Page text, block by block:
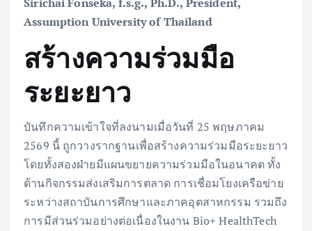
Assumption University of Thailand
สร้างความร่วมมือ
ระยะยาว
บันทึกความเข้าใจที่ลงนามเมื่อวันที่ 25 พฤษภาคม
2569 นี้ ถูกวางรากฐานเพื่อสร้างความร่วมมือระยะยาว
โดยทั้งสองฝ่ายมีแผนขยายความร่วมมือในอนาคต ทั้ง
ด้านกิจกรรมส่งเสริมการตลาด การเชื่อมโยงเครือข่าย
ระหว่างสถาบันการศึกษาและภาคอุตสาหกรรม รวมถึง
การมีส่วนร่วมอย่างต่อเนื่องในงาน Bio+ HealthTech